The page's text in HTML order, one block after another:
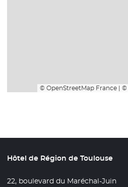
© OpenStreetMap France | ©
Hôtel de Région de Toulouse
22, boulevard du Maréchal-Juin